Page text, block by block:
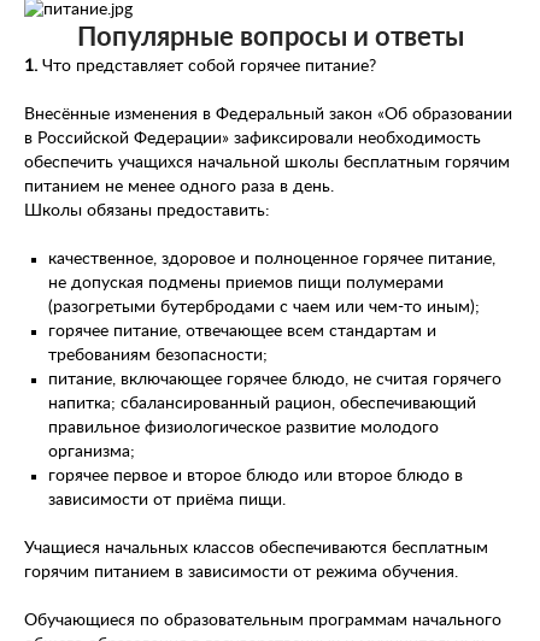
Популярные вопросы и ответы
1. Что представляет собой горячее питание?
Внесённые изменения в Федеральный закон «Об образовании
в Российской Федерации» зафиксировали необходимость
обеспечить учащихся начальной школы бесплатным горячим
питанием не менее одного раза в день.
Школы обязаны предоставить:
качественное, здоровое и полноценное горячее питание,
не допуская подмены приемов пищи полумерами
(разогретыми бутербродами с чаем или чем-то иным);
горячее питание, отвечающее всем стандартам и
требованиям безопасности;
питание, включающее горячее блюдо, не считая горячего
напитка; сбалансированный рацион, обеспечивающий
правильное физиологическое развитие молодого
организма;
горячее первое и второе блюдо или второе блюдо в
зависимости от приёма пищи.
Учащиеся начальных классов обеспечиваются бесплатным
горячим питанием в зависимости от режима обучения.
Обучающиеся по образовательным программам начального